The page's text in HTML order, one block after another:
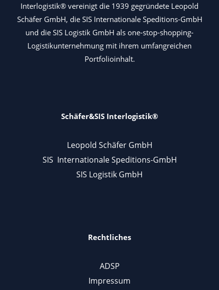
Interlogistik® vereinigt die 1939 gegründete Leopold
Schäfer GmbH, die SIS Internationale Speditions-GmbH
und die SIS Logistik GmbH als one-stop-shopping-
Logistikunternehmung mit ihrem umfangreichen
Portfolioinhalt.
Schäfer&SIS Interlogistik®
Leopold Schäfer GmbH
SIS Internationale Speditions-GmbH
SIS Logistik GmbH
Rechtliches
ADSP
Impressum